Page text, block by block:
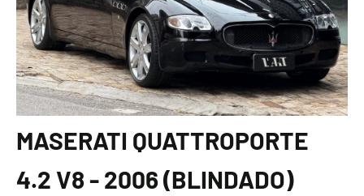
MASERATI QUATTROPORTE
4.2 V8 - 2006 (BLINDADO)